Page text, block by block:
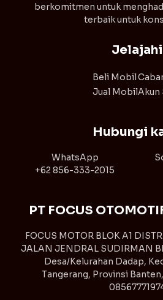
berkomitmen untuk
terbaik untuk
Jelajahi
Beli Mobil
Jual MobilAkun
Hubungi
WhatsApp
+62 856-333-2015
PT FOCUS
FOCUS MOTOR BLOK A1
JALAN JENDRAL SUDIRMAN
Desa/Kelurahan Dadap,
Tangerang, Provinsi Banten,